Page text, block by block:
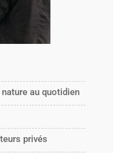
au quotidien
privés